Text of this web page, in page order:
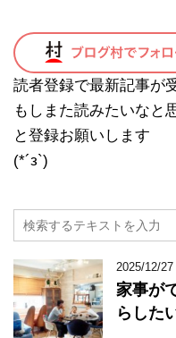
読者登録で最新記事が
もしまた読みたいなと
と登録お願いします
(*´з`)
2025/12/27
家事が
らした